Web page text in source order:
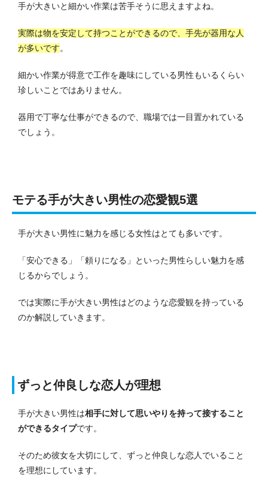
手が大きいと細かい作業は苦手そうに思えますよね。
実際は物を安定して持つことができるので、手先が器用な人
が多いです。
細かい作業が得意で工作を趣味にしている男性もいるくらい
珍しいことではありません。
器用で丁寧な仕事ができるので、職場では一目置かれている
でしょう。
モテる手が大きい男性の恋愛観5選
手が大きい男性に魅力を感じる女性はとても多いです。
「安心できる」「頼りになる」といった男性らしい魅力を感
じるからでしょう。
では実際に手が大きい男性はどのような恋愛観を持っている
のか解説していきます。
ずっと仲良しな恋人が理想
手が大きい男性は相手に対して思いやりを持って接すること
ができるタイプです。
そのため彼女を大切にして、ずっと仲良しな恋人でいること
を理想にしています。